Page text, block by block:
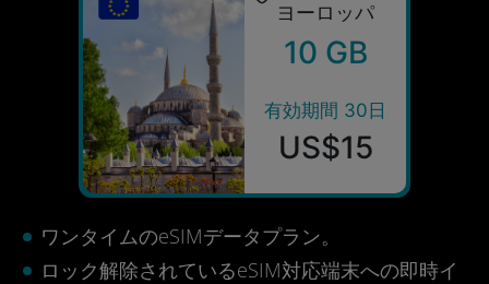
ヨーロッパ
10 GB
有効期間 30日
US$15
ワンタイムのeSIMデータプラン。
ロック解除されているeSIM対応端末への即時イ